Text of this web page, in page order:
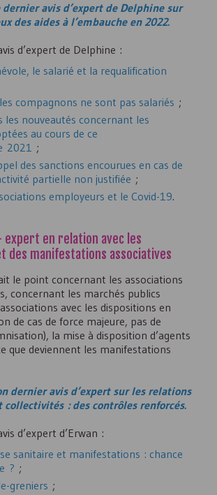
dernier avis d’expert de Delphine sur
des aides à l’embauche en 2022.
d’expert de Delphine :
le salarié et la requalification
compagnons ne sont pas salariés ;
les nouveautés concernant les
au cours de ce
2021 ;
des sanctions encourues en cas de
partielle non justifiée ;
employeurs et le Covid-19.
- expert en relation avec les
des manifestations associatives
le point concernant les associations
concernant les marchés publics
avec les dispositions en
de cas de force majeure, pas de
la mise à disposition d’agents
que deviennent les manifestations
dernier avis d’expert sur les relations
collectivités : des contrôles renforcés.
d’expert d’Erwan :
sanitaire et manifestations : chance
? ;
greniers ;